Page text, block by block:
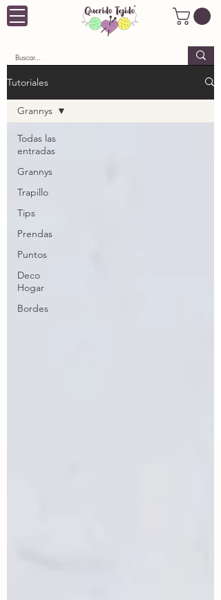
Tutoriales
Todas las
entradas
Grannys
Trapillo
Tips
Prendas
Puntos
Deco
Hogar
Bordes
Grannys